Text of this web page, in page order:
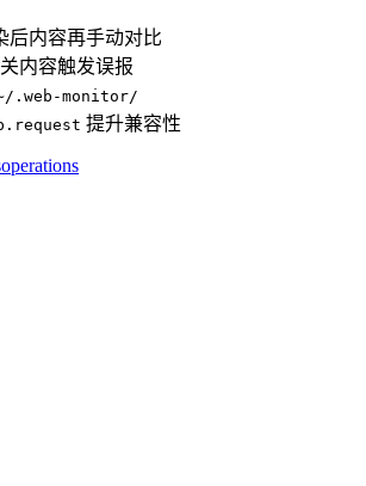
后内容再手动对比
内容触发误报
.web-monitor/
提升兼容性
operations